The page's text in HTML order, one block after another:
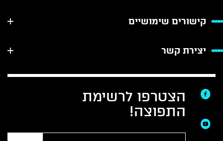
קישורים שימושיים
יצירת קשר
הצטרפו לרשימת
התפוצה!